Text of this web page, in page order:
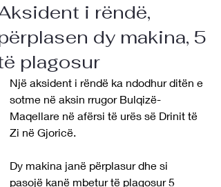
i rëndë,
dy makina, 5
plagosur
Një aksident i rëndë ka ndodhur ditën e
sotme në aksin rrugor Bulqizë-
Maqellare në afërsi të urës së Drinit të
Zi në Gjoricë.
Dy makina janë përplasur dhe si
pasojë kanë mbetur të plagosur 5